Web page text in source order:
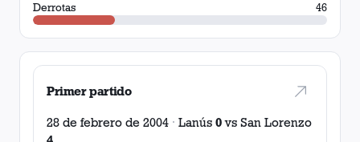
Derrotas
46
Primer partido
28 de febrero de 2004 · Lanús 0vs San Lorenzo